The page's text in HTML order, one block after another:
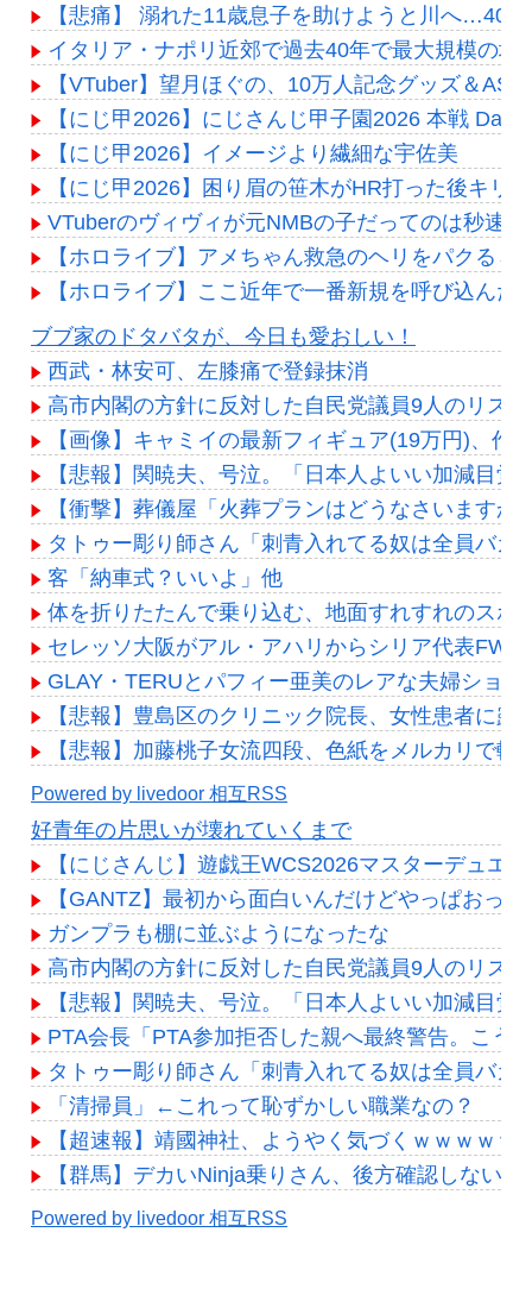
【悲痛】 溺れた11歳息子を助けようと川へ…40
イタリア・ナポリ近郊で過去40年で最大規模の地
【VTuber】望月ほぐの、10万人記念グッズ＆
【にじ甲2026】にじさんじ甲子園2026 本戦
【にじ甲2026】イメージより繊細な宇佐美
【にじ甲2026】困り眉の笹木がHR打った後キリ
VTuberのヴィヴィが元NMBの子だってのは秒速
【ホロライブ】アメちゃん救急のヘリをパクる→
【ホロライブ】ここ近年で一番新規を呼び込んだ
Powered by livedoor 相互RSS
ブブ家のドタバタが、今日も愛おしい！
西武・林安可、左膝痛で登録抹消
高市内閣の方針に反対した自民党議員9人のリ
【画像】キャミイの最新フィギュア(19万円)、作
【悲報】関暁夫、号泣。「日本人よいい加減目覚
【衝撃】葬儀屋「火葬プランはどうなさいます
タトゥー彫り師さん「刺青入れてる奴は全員バ
客「納車式？いいよ」他
体を折りたたんで乗り込む、地面すれすれのス
セレッソ大阪がアル・アハリからシリア代表FW
GLAY・TERUとパフィー亜美のレアな夫婦ショッ
【悲報】豊島区のクリニック院長、女性患者に
【悲報】加藤桃子女流四段、色紙をメルカリで転
Powered by livedoor 相互RSS
好青年の片思いが壊れていくまで
【にじさんじ】遊戯王WCS2026マスターデュエ
【GANTZ】最初から面白いんだけどやっぱおっ
ガンプラも棚に並ぶようになったな
高市内閣の方針に反対した自民党議員9人のリ
【悲報】関暁夫、号泣。「日本人よいい加減目覚
PTA会長「PTA参加拒否した親へ最終警告。こう
タトゥー彫り師さん「刺青入れてる奴は全員バ
「清掃員」←これって恥ずかしい職業なの？
【超速報】靖國神社、ようやく気づくｗｗｗｗｗ
【群馬】デカいNinja乗りさん、後方確認しない
Powered by livedoor 相互RSS